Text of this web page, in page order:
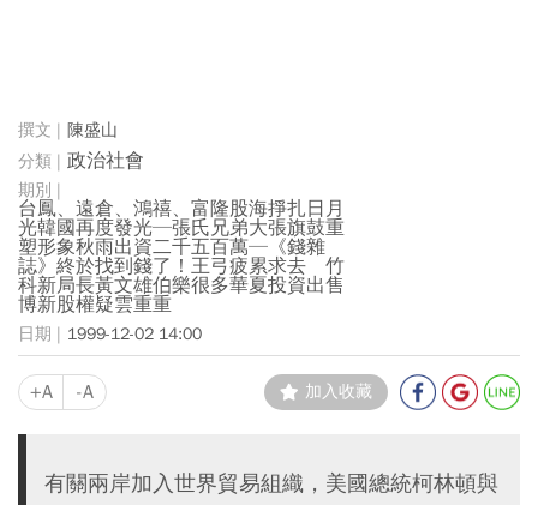
陳盛山
政治社會
台鳳、遠倉、鴻禧、富隆股海掙扎日月
光韓國再度發光─張氏兄弟大張旗鼓重
塑形象秋雨出資二千五百萬─《錢雜
誌》終於找到錢了！王弓疲累求去 竹
科新局長黃文雄伯樂很多華夏投資出售
博新股權疑雲重重
1999-12-02 14:00
+A -A 加入收藏
有關兩岸加入世界貿易組織，美國總統柯林頓與